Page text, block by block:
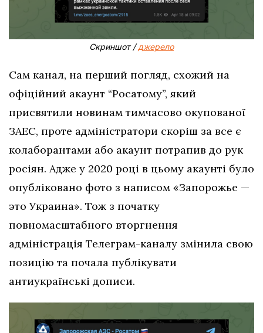
Скриншот /джерело
Сам канал, на перший погляд, схожий на
офіційний акаунт “Росатому”, який
присвятили новинам тимчасово окупованої
ЗАЕС, проте адміністратори скоріш за все є
колаборантами або акаунт потрапив до рук
росіян. Адже у 2020 році в цьому акаунті було
опубліковано фото з написом «Запорожье —
это Украина». Тож з початку
повномасштабного вторгнення
адміністрація Телеграм-каналу змінила свою
позицію та почала публікувати
антиукраїнські дописи.